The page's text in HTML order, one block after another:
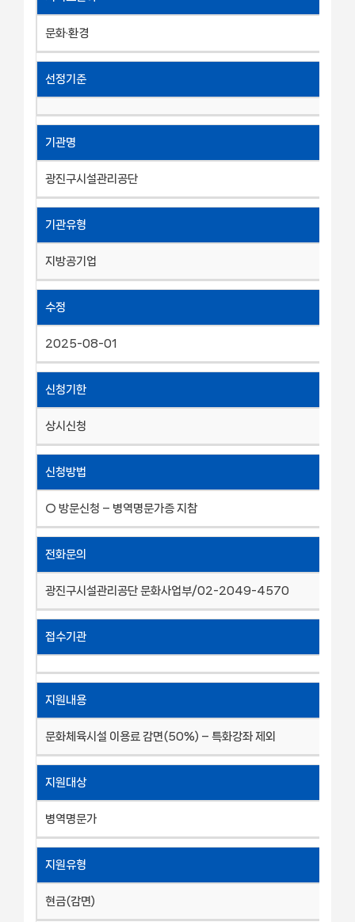
문화·환경
선정기준
기관명
광진구시설관리공단
기관유형
지방공기업
수정
2025-08-01
신청기한
상시신청
신청방법
○ 방문신청 – 병역명문가증 지참
전화문의
광진구시설관리공단 문화사업부/02-2049-4570
접수기관
지원내용
문화체육시설 이용료 감면(50%) – 특화강좌 제외
지원대상
병역명문가
지원유형
현금(감면)